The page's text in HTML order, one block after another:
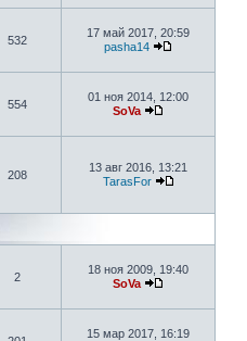
532
17 май 2017, 20:59
pasha14
554
01 ноя 2014, 12:00
SoVa
208
13 авг 2016, 13:21
TarasFor
2
18 ноя 2009, 19:40
SoVa
15 мар 2017, 16:19